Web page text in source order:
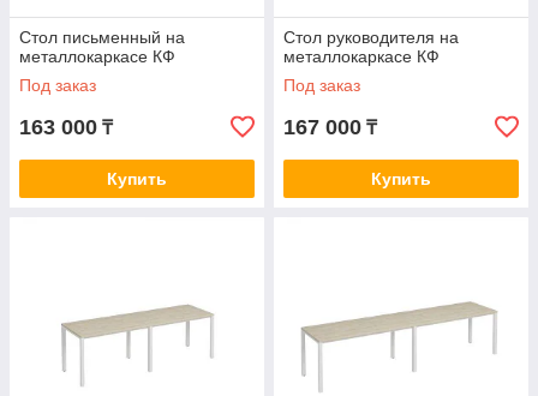
Стол письменный на
металлокаркасе КФ
Под заказ
163 000 ₸
Купить
Стол руководителя на
металлокаркасе КФ
Под заказ
167 000 ₸
Купить